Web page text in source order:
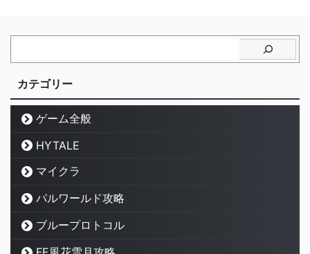
カテゴリー
ゲーム全般
HYTALE
マイクラ
パルワールド攻略
ブループロトコル